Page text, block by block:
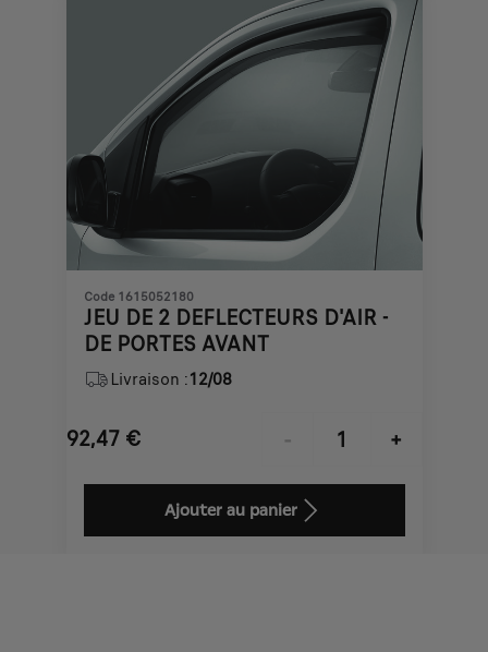
Code 1615052180
JEU DE 2 DEFLECTEURS D'AIR -
DE PORTES AVANT
Livraison :12/08
92,47 €
Price
92,47
-
+
Quantity
to:
Ajouter au panier